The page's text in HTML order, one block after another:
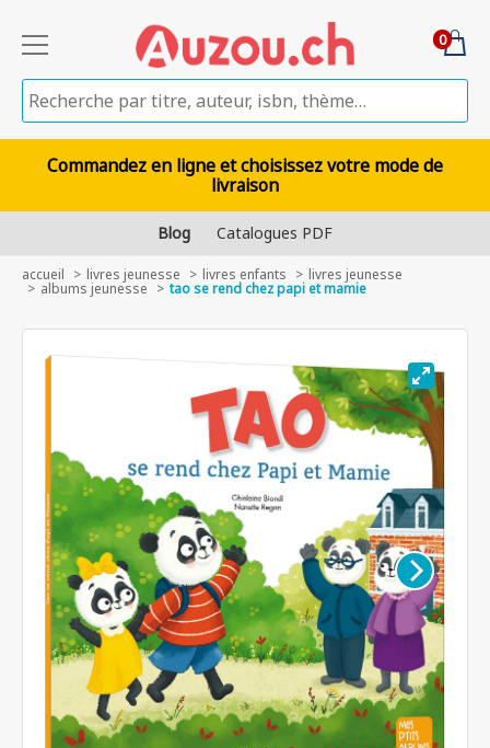
0
Commandez en ligne et choisissez votre mode de
livraison
Blog Catalogues PDF
accueil livres jeunesse livres enfants livres jeunesse
albums jeunesse tao se rend chez papi et mamie